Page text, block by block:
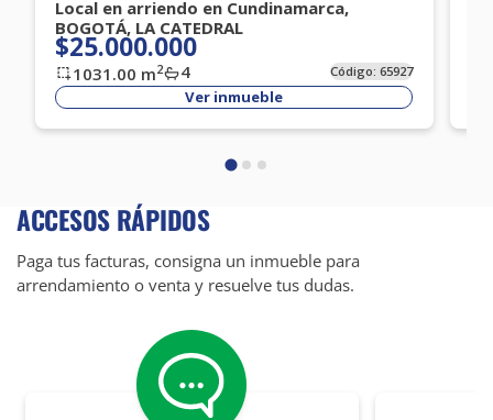
Local en arriendo en Cundinamarca,
BOGOTÁ, LA CATEDRAL
$25.000.000
1031.00 m2 4 Código:65927
Ver inmueble
ACCESOS RÁPIDOS
Paga tus facturas, consigna un inmueble para
arrendamiento o venta y resuelve tus dudas.